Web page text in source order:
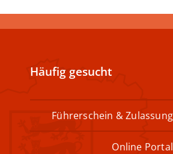
Häufig gesucht
Führerschein & Zulassung
Online Portal